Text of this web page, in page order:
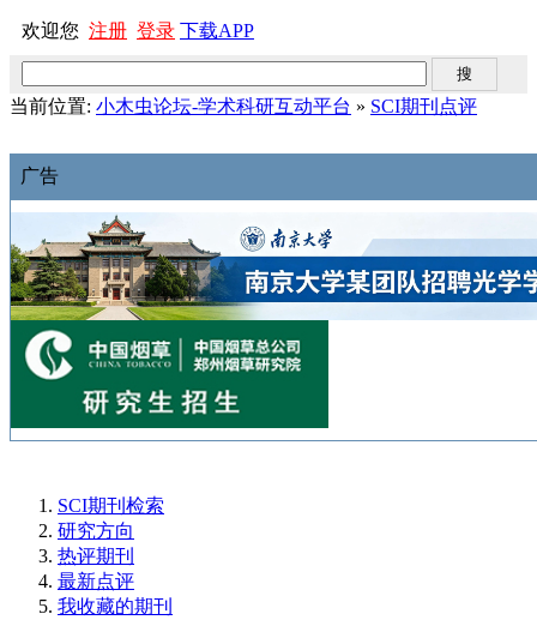
欢迎您 注册 登录 下载APP
当前位置: 小木虫论坛-学术科研互动平台 » SCI期刊点评
广告
SCI期刊检索
研究方向
热评期刊
最新点评
我收藏的期刊